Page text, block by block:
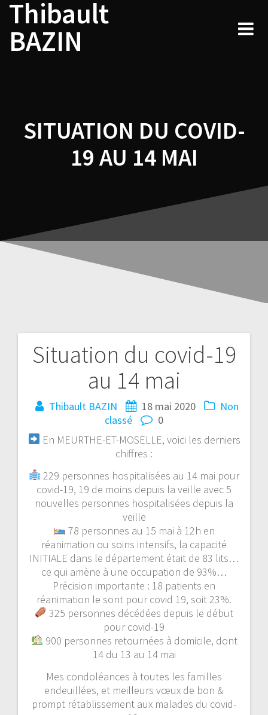
Skip
content
Thibault
BAZIN
SITUATION DU COVID-
19 AU 14 MAI
Situation du covid-19
au 14 mai
Thibault BAZIN 18 mai 2020
Non
classé
0
En MEURTHE-ET-MOSELLE, voici les derniers
chiffres :
229 personnes hospitalisées au 14 mai pour
covid-19, 19 de moins depuis la veille avec 5
nouvelles personnes hospitalisées depuis la
veille
78 personnes au 15 mai à 12h en
réanimation ou soins intensifs, la capacité
INITIALE dans le département était de 83 lits…
ce qui amène à une occupation de 93%…
Précision importante : 18 patients en
réanimation le sont pour covid 19, soit 23%.
325 personnes décédées depuis le début
pour covid-19
900 personnes retournées à domicile, dont
14 du 13 au 14 mai
Mes condoléances à toutes les familles
endeuillées, et meilleurs vœux de bon &
prompt rétablissement aux malades du covid-
Navigation
de